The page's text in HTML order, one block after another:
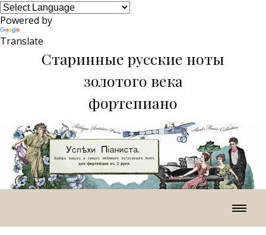
Powered by
Translate
Старинные русские ноты
золотого века
фортепиано